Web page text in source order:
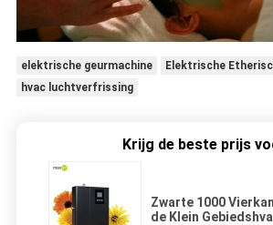
elektrische geurmachine
Elektrische
hvac luchtverfrissing
Krijg de beste prijs
Zwarte 1000
de Klein